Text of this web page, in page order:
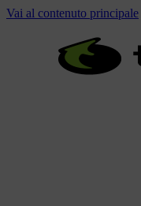
Vai al contenuto principale